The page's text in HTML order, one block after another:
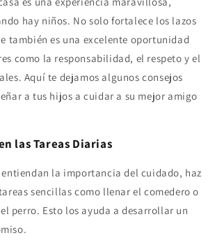
hay niños. No solo fortalece los lazos
también es una excelente oportunidad
como la responsabilidad, el respeto y el
Aquí te dejamos algunos consejos
a tus hijos a cuidar a su mejor amigo
las Tareas Diarias
entiendan la importancia del cuidado, haz
sencillas como llenar el comedero o
perro. Esto los ayuda a desarrollar un